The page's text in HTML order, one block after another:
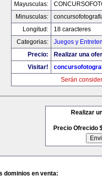
Mayusculas:
Minusculas:
Longitud:
18 caracteres
Categorias:
Juegos y
Precio:
Realizar una
Visitar!
Serán
Realizar
Precio Ofrecido
dominios en venta: